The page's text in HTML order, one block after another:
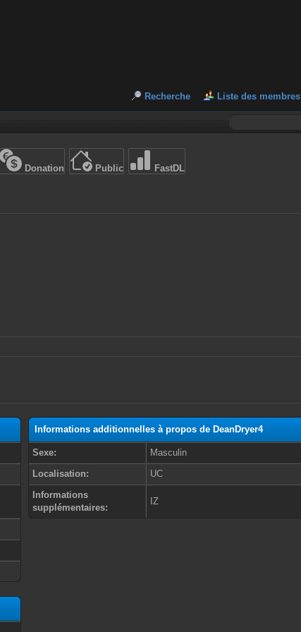
Recherche Liste des membres
Donation Public FastDL
Informations additionnelles à propos de DeanDryer4
Sexe:
Masculin
Localisation:
UC
Informations
supplémentaires:
IZ